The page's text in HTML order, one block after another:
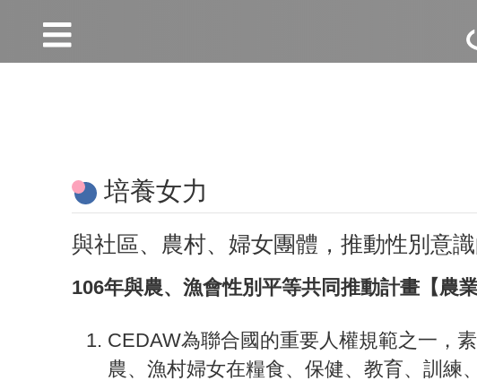
培養女力
與社區、農村、婦女團體，推動性別意
106年與農、漁會性別平等共同推動計畫【農業
CEDAW為聯合國的重要人權規範之一，
農、漁村婦女在糧食、保健、教育、訓練